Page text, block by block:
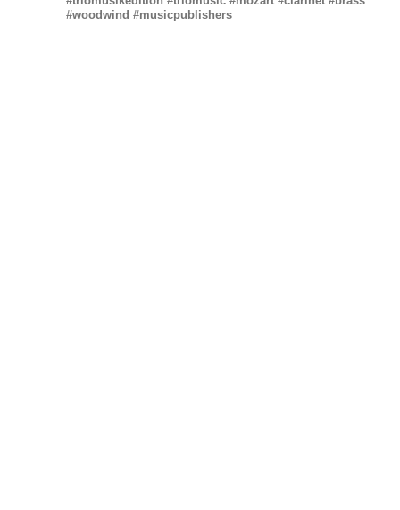
#woodwind #musicpublishers